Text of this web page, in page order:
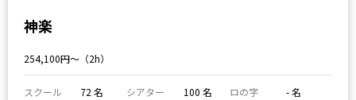
神楽
254,100円〜（2h）
スクール 72 名 シアター 100 名 ロの字
- 名